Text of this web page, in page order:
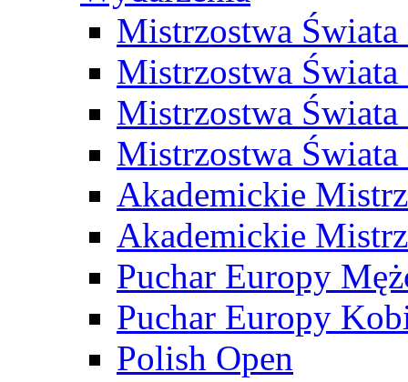
Mistrzostwa
Mistrzostwa
Mistrzostwa
Mistrzostwa
Akademickie
Akademickie
Puchar Europy
Puchar Europy
Polish Open